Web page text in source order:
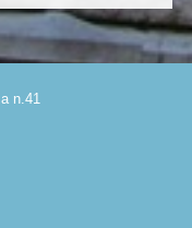
n.41